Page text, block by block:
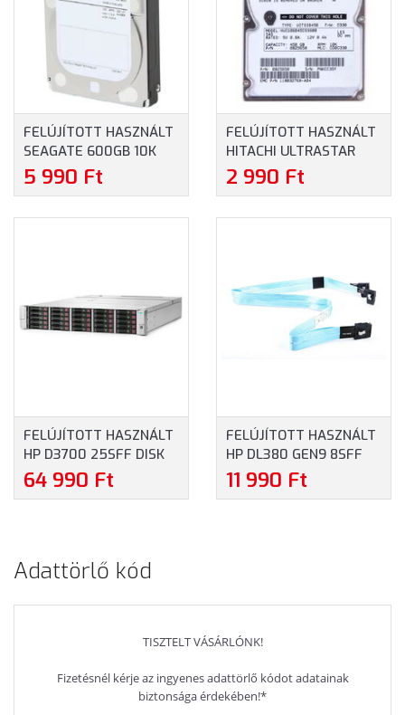
FELÚJÍTOTT HASZNÁLT
SEAGATE 600GB 10K
SAS 6GBPS SFF 2.5"
HARD DRIVE
5 990 Ft
FELÚJÍTOTT HASZNÁLT
HITACHI ULTRASTAR
C10K600 HGST 450GB
10K SAS 6GBPS SFF 2.5"
2 990 Ft
FELÚJÍTOTT HASZNÁLT
HP D3700 25SFF DISK
ENCLOSURE DUAL I/O 2X
460W PS (QW967A-
64 990 Ft
FELÚJÍTOTT HASZNÁLT
HP DL380 GEN9 8SFF
SAS CABLE KIT P840
(747559-001-REF)
11 990 Ft
Adattörlő kód
TISZTELT VÁSÁRLÓNK!
Fizetésnél kérje az ingyenes adattörlő kódot adatainak
biztonsága érdekében!*